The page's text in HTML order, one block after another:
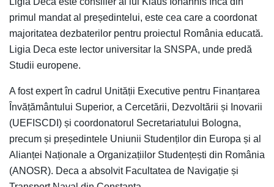
primul mandat al președintelui, este cea care a coordonat
majoritatea dezbaterilor pentru proiectul România educată.
Ligia Deca este lector universitar la SNSPA, unde predă
Studii europene.
A fost expert în cadrul Unității Executive pentru Finanțarea
Învățământului Superior, a Cercetării, Dezvoltării și Inovarii
(UEFISCDI) și coordonatorul Secretariatului Bologna,
precum și președintele Uniunii Studenților din Europa și al
Alianței Naționale a Organizațiilor Studențești din România
(ANOSR). Deca a absolvit Facultatea de Navigație și